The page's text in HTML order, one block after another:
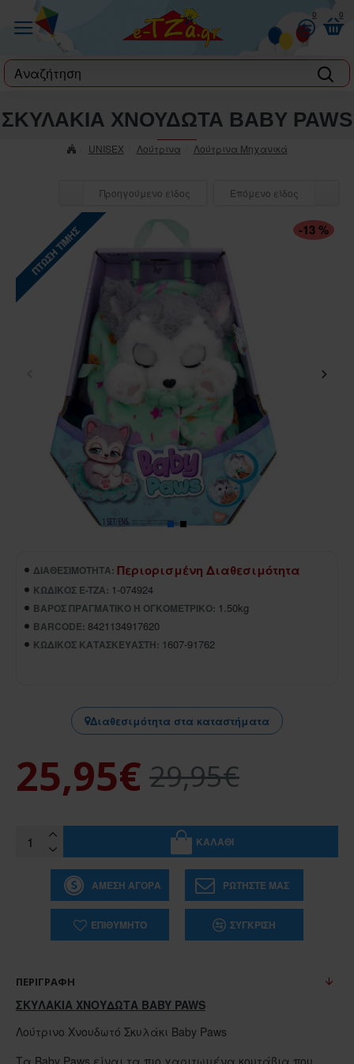
0 0
label
UNISEX Λούτρινα Λούτρινα Μηχανικά
ΣΚΥΛΑΚΙΑ ΧΝΟΥΔΩΤΑ BABY PAWS
Προηγούμενο είδος Επόμενο είδος
ΠΤΏΣΗ ΤΙΜΉΣ -13 %
ΔΙΑΘΕΣΙΜΌΤΗΤΑ: Περιορισμένη Διαθεσιμότητα
ΚΩΔΙΚΌΣ E-TZA: 1-074924
ΒΆΡΟΣ ΠΡΑΓΜΑΤΙΚΌ Ή ΟΓΚΟΜΕΤΡΙΚΌ: 1.50kg
BARCODE: 8421134917620
ΚΩΔΙΚΌΣ ΚΑΤΑΣΚΕΥΑΣΤΉ: 1607-91762
Διαθεσιμότητα στα καταστήματα
25,95€ 29,95€
ΚΑΛΆΘΙ
ΆΜΕΣΗ ΑΓΟΡΆ ΡΩΤΉΣΤΕ ΜΑΣ
ΕΠΙΘΥΜΗΤΌ ΣΎΓΚΡΙΣΗ
ΠΕΡΙΓΡΑΦΉ
ΣΚΥΛΑΚΙΑ ΧΝΟΥΔΩΤΑ BABY PAWS
Λούτρινο Χνουδωτό Σκυλάκι Baby Paws
Τα Baby Paws είναι τα πιο χαριτωμένα κουτάβια που